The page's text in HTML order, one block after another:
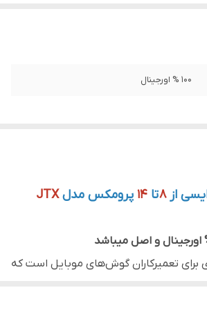
100 % اورجینال
از8تا 14 پرومکس مدل JTX
برای تعمیرکاران گوش‌های موبایل است که